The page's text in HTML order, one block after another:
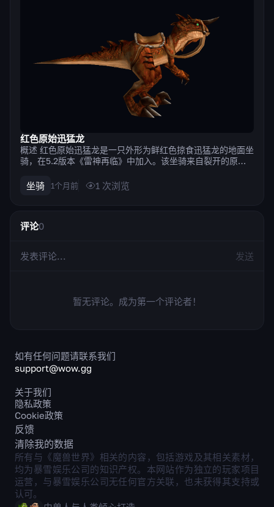
红色原始迅猛龙
概述 红色原始迅猛龙是一只外形为鲜红色掠食迅猛龙的地面坐
骑，在5.2版本《雷神再临》中加入。该坐骑来自裂开的原始
始恐龙蛋的三天后孵化。 这个坐骑属于由红、绿、黑三色组成
的迅猛龙家族。三种颜色都从同一枚蛋中随机孵出，因此某一
坐骑 1个月前 1 次浏览
评论0
发送
暂无评论。成为第一个评论者！
如有任何问题请联系我们
support@wow.gg
关于我们
隐私政策
Cookie政策
反馈
清除我的数据
所有与《魔兽世界》相关的内容，包括游戏及其相关素材，
均为暴雪娱乐公司的知识产权。本网站作为独立的玩家项目
运营，与暴雪娱乐公司无任何官方关联，也未获得其支持或
认可。